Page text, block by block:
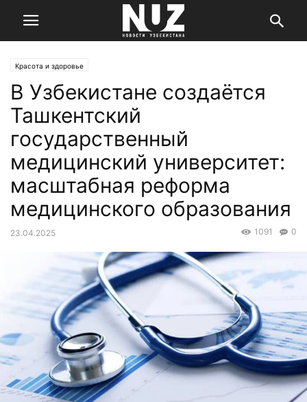
Красота и здоровье
В Узбекистане создаётся
Ташкентский
государственный
медицинский университет:
масштабная реформа
медицинского образования
23.04.2025 0
1091